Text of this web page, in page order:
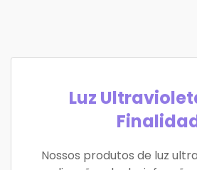
Luz
Nossos produtos de luz